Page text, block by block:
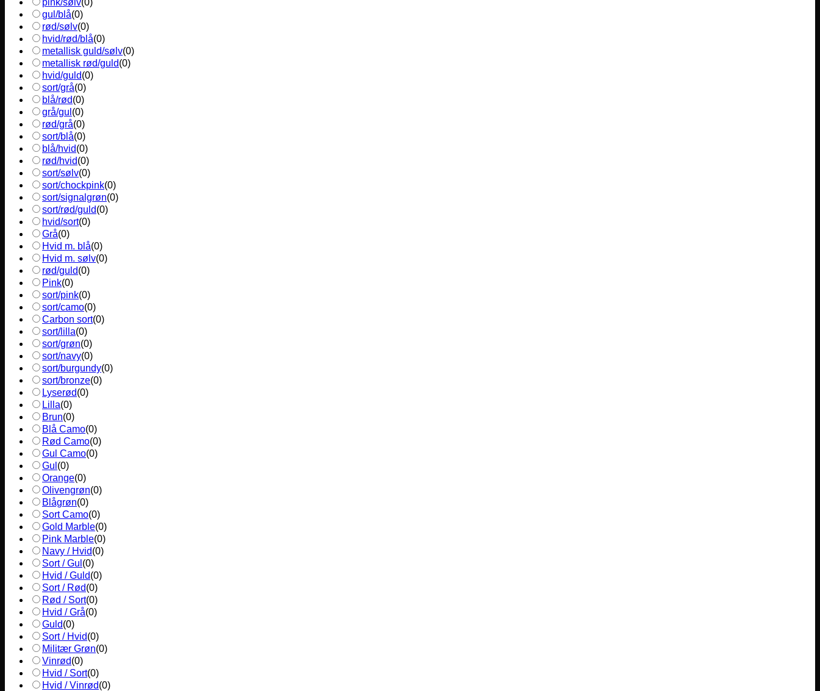
gul/blå(0)
rød/sølv(0)
hvid/rød/blå(0)
metallisk guld/sølv(0)
metallisk rød/guld(0)
hvid/guld(0)
sort/grå(0)
blå/rød(0)
grå/gul (0)
rød/grå(0)
sort/blå(0)
blå/hvid(0)
rød/hvid(0)
sort/sølv(0)
sort/chockpink(0)
sort/signalgrøn(0)
sort/rød/guld(0)
hvid/sort(0)
Grå(0)
Hvid m. blå(0)
Hvid m. sølv(0)
rød/guld(0)
Pink(0)
sort/pink(0)
sort/camo(0)
Carbon sort(0)
sort/lilla(0)
sort/grøn(0)
sort/navy(0)
sort/burgundy(0)
sort/bronze(0)
Lyserød(0)
Lilla(0)
Brun(0)
Blå Camo(0)
Rød Camo(0)
Gul Camo(0)
Gul (0)
Orange(0)
Olivengrøn(0)
Blågrøn(0)
Sort Camo(0)
Gold Marble(0)
Pink Marble(0)
Navy / Hvid(0)
Sort / Gul (0)
Hvid / Guld(0)
Sort / Rød(0)
Rød / Sort(0)
Hvid / Grå(0)
Guld(0)
Sort / Hvid(0)
Militær Grøn(0)
Vinrød(0)
Hvid / Sort(0)
Hvid / Vinrød(0)